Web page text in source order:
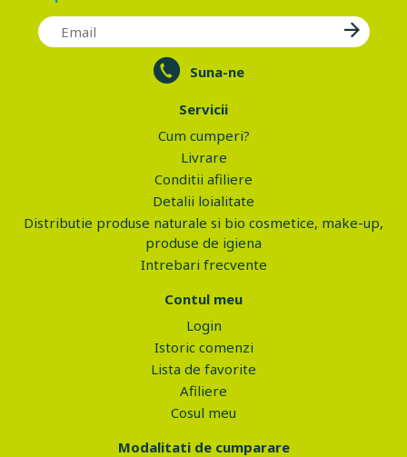
Suna-ne
Servicii
Cum cumperi?
Livrare
Conditii afiliere
Detalii loialitate
Distributie produse naturale si bio cosmetice, make-up,
produse de igiena
Intrebari frecvente
Contul meu
Login
Istoric comenzi
Lista de favorite
Afiliere
Cosul meu
Modalitati de cumparare